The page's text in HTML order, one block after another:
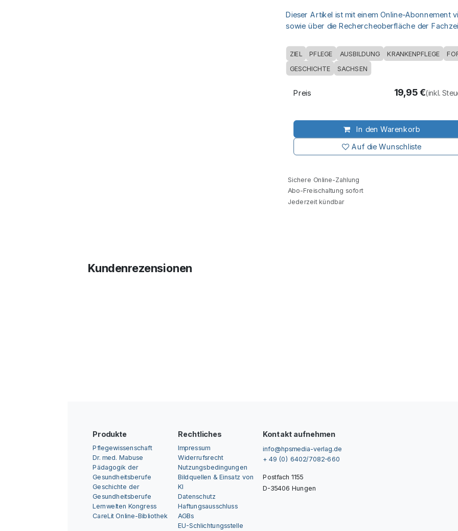
Dieser Artikel ist mit einem Online-Abonnement
sowie über die Rechercheoberfläche der
ZIEL PFLEGE AUSBILDUNG KRANKENPFLEGE
GESCHICHTE
SACHSEN
In den Warenkorb
Auf die Wunschliste
Preis 19,95€(inkl.
Sichere Online-Zahlung
Abo-Freischaltung sofort
Jederzeit kündbar
Kundenrezensionen
Produkte
Pflegewissenschaft
Dr. med. Mabuse
Pädagogik der
Gesundheitsberufe
Geschichte der
Gesundheitsberufe
Lernwelten Kongress
CareLit Online-Bibliothek
Rechtliches
Impressum
Widerrufsrecht
Nutzungsbedingungen
Bildquellen & Einsatz von
KI
Datenschutz
Haftungsausschluss
AGBs
EU-Schlichtungsstelle
Kontakt aufnehmen
info@hpsmedia-verlag.de
+ 49 (0) 6402/7082-660
Postfach 1155
D-35406 Hungen